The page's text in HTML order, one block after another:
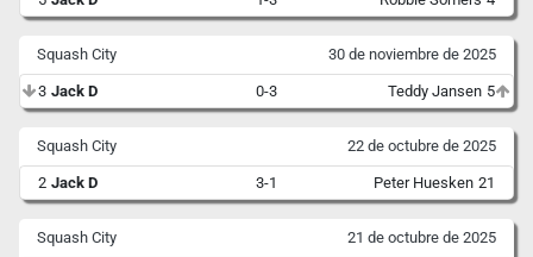
Squash City 30 de noviembre de 2025
3 Jack D 0-3 Teddy Jansen 5
Squash City 22 de octubre de 2025
2 Jack D 3-1 Peter Huesken 21
Squash City 21 de octubre de 2025